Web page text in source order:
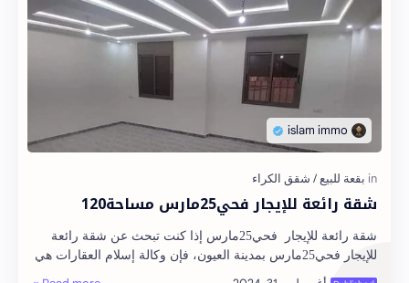
شقة رائعة للإيجار فحي25مارس مساحة120
شقة رائعة للإيجار فحي25مارس إذا كنت تبحث عن شقة رائعة
للإيجار فحي25مارس بمدينة العيون، فإن وكالة إسلام العقارات هي
الخيار الأمثل لك. نحن نقدم مجم…